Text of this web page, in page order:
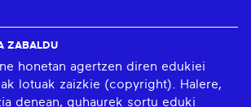
ZABALDU
honetan agertzen diren edukiei
lotuak zaizkie (copyright). Halere,
denean, guhaurek sortu eduki